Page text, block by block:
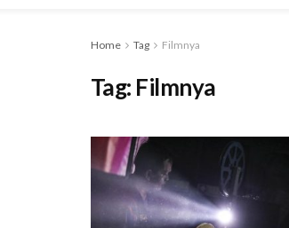
Home Tag Filmnya
Tag: Filmnya